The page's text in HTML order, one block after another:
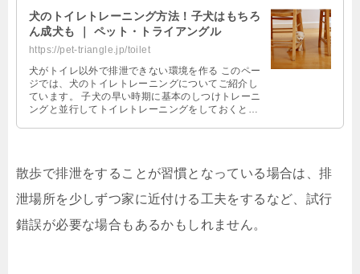
犬のトイレトレーニング方法！子犬はもちろ
ん成犬も ｜ ペット・トライアングル
https://pet-triangle.jp/toilet
犬がトイレ以外で排泄できない環境を作る このペー
ジでは、犬のトイレトレーニングについてご紹介し
ています。 子犬の早い時期に基本のしつけトレーニ
ングと並行してトイレトレーニングをしておくと、
散歩で排泄をすることが習慣となっている場合は、排
泄場所を少しずつ家に近付ける工夫をするなど、試行
錯誤が必要な場合もあるかもしれません。